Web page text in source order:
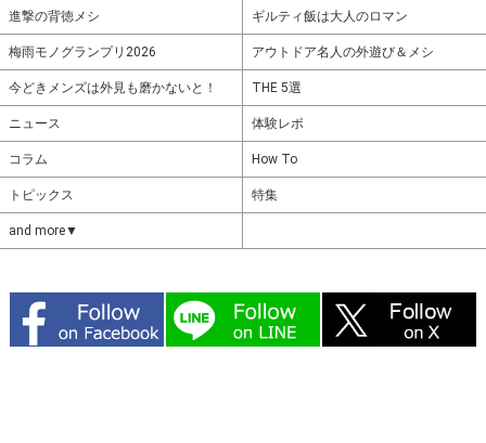
進撃の背徳メシ ギルティ飯は大人のロマン
梅雨モノグランプリ2026 アウトドア名人の外遊び＆メシ
今どきメンズは外見も磨かないと！ THE 5選
ニュース 体験レポ
コラム How To
トピックス 特集
and more▼